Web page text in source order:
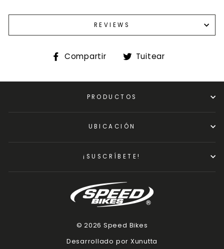
REVIEWS
Compartir
Compartir
Tuitear
PRODUCTOS
UBICACIÓN
¡SUSCRÍBETE!
© 2026 Speed Bikes
Desarrollado por Xunutta